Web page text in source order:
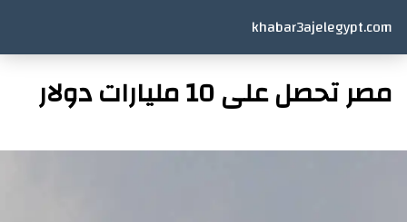
khabar3ajelegypt.com
مصر تحصل على 10 مليارات دولار